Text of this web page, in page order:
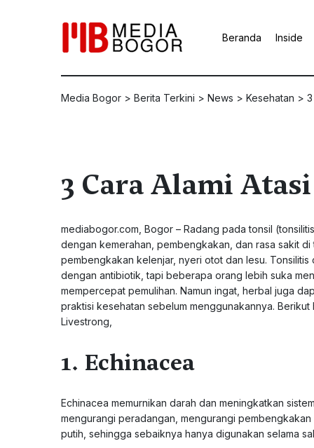
Beranda Inside
Media Bogor > Berita Terkini > News > Kesehatan >
3 Cara Alami
mediabogor.com, Bogor – Radang pada tonsil
dengan kemerahan, pembengkakan, dan rasa sakit di
pembengkakan kelenjar, nyeri otot dan lesu.
dengan antibiotik, tapi beberapa orang lebih suka
mempercepat pemulihan. Namun ingat, herbal juga
praktisi kesehatan sebelum menggunakannya.
Livestrong,
1. Echinacea
Echinacea memurnikan darah dan meningkatkan
mengurangi peradangan, mengurangi
putih, sehingga sebaiknya hanya digunakan selama